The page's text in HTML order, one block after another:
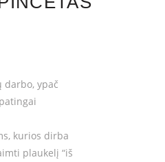
darbo, ypač
kurios dirba
plaukelį “iš